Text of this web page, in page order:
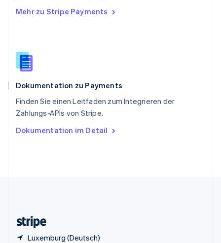
Mehr zu Stripe Payments
Dokumentation zu Payments
Finden Sie einen Leitfaden zum Integrieren der
Zahlungs-APIs von Stripe.
Dokumentation im Detail
Luxemburg (Deutsch)
Slowenien
English
Spanien
Thailand
Tschechische Republik
English
English